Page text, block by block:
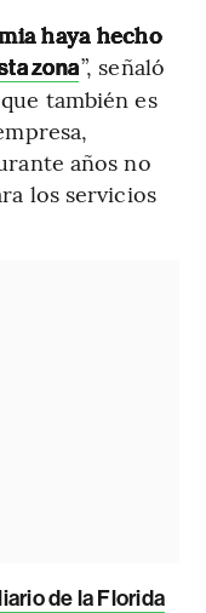
haya hecho
zona”, señaló
también es
años no
los servicios
de la Florida